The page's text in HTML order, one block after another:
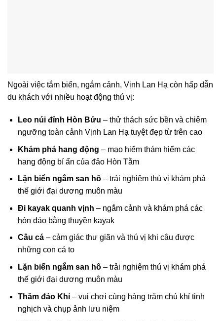
Ngoài việc tắm biển, ngắm cảnh, Vịnh Lan Hạ còn hấp dẫn
du khách với nhiều hoạt động thú vị:
Leo núi đỉnh Hòn Bửu – thử thách sức bền và chiêm
ngưỡng toàn cảnh Vịnh Lan Hạ tuyệt đẹp từ trên cao
Khám phá hang động – mạo hiểm thám hiểm các
hang động bí ẩn của đảo Hòn Tằm
Lặn biển ngắm san hô– trải nghiệm thú vị khám phá
thế giới đại dương muôn màu
Đi kayak quanh vịnh – ngắm cảnh và khám phá các
hòn đảo bằng thuyền kayak
Câu cá– cảm giác thư giãn và thú vị khi câu được
những con cá to
Lặn biển ngắm san hô– trải nghiệm thú vị khám phá
thế giới đại dương muôn màu
Thăm đảo Khỉ– vui chơi cùng hàng trăm chú khỉ tinh
nghịch và chụp ảnh lưu niệm